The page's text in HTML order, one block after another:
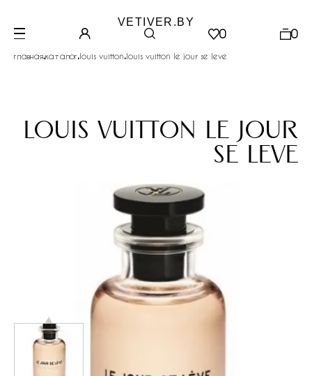
VETIVER.BY
0 0
главная.каталог.louis vuitton.louis vuitton le jour se leve
louis vuitton le jour
se leve